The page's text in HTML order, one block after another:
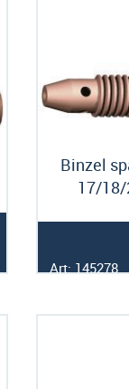
Binzel
17/18/
Art: 145278